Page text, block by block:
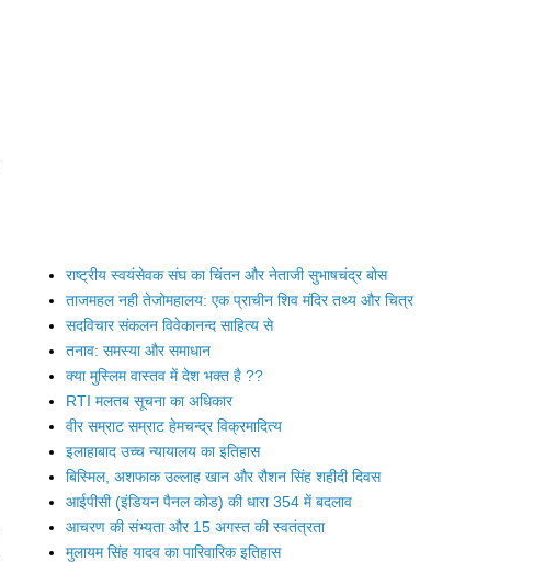
राष्ट्रीय स्वयंसेवक संघ का चिंतन और नेताजी सुभाषचंद्र बोस
ताजमहल नही तेजोमहालय: एक प्राचीन शिव मंदिर तथ्य और चित्र
सदविचार संकलन विवेकानन्द साहित्य से
तनाव: समस्या और समाधान
क्या मुस्लिम वास्तव में देश भक्त है ??
RTI मलतब सूचना का अधिकार
वीर सम्राट सम्राट हेमचन्द्र विक्रमादित्य
इलाहाबाद उच्च न्यायालय का इतिहास
बिस्मिल, अशफाक उल्लाह खान और रौशन सिंह शहीदी दिवस
आईपीसी (इंडियन पैनल कोड) की धारा 354 में बदलाव
आचरण की संभ्यता और 15 अगस्त की स्वतंत्रता
मुलायम सिंह यादव का पारिवारिक इतिहास